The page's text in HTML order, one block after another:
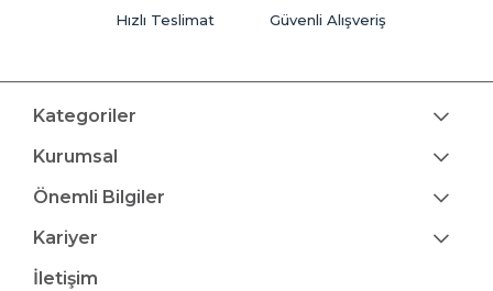
Hızlı Teslimat Güvenli Alışveriş
Kategoriler
Kurumsal
Önemli Bilgiler
Kariyer
İletişim